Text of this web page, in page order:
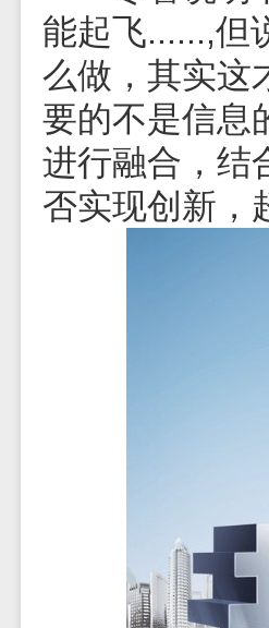
能起飞......,但
么做，其实这
要的不是信息
进行融合，结
否实现创新，